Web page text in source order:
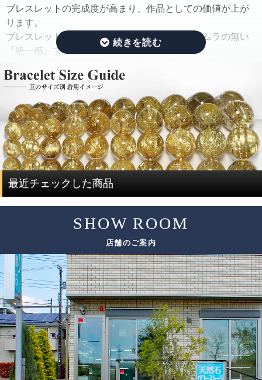
この作業では、ルチルのタイプ(ルチルの入り方、ルチルの
太さ、ルチルの色味、ルチルの内包量)と、水晶の透明度を
できる限り揃えるように努めています。
限り取り除き、ブレスレットを組み直すことで、製品とし
ての品質を大幅に高めています。
通常、この組み替え作業を行うには、同じサイズ、同じ品
質のブレスレットを複数用意する必要があり、費用がかさ
んでしまい容易なことではありません。
ですが、ルチルクォーツに特化した専門店だからこそ、一
サイズ毎に本数も揃うことで、この組み替え作業を可能と
ただし、希少性の高いルチルクォーツは、仕入れのチャン
スも限られてしまうため、替えのビーズをご用意できない
場合がございます。
その場合は、ありのままの美しさをご紹介しております。
ブレスレットの完成度が高まり、作品としての価値が上が
ります。
ブレスレットの完成度を決める基準は、品質にムラの無い
『統一感』です。
その統一感とは何かをご説明したいと思います。
ルチルクォーツは、水晶にルチルが内包されている鉱物で
す。
ルチルクォーツを評価する際には、ルチルと水晶で分けて
評価する必要があります。
ルチルクォーツの評価は、「ルチル」「水晶」の2つの要素
で決まります。
基準となる評価ポイント
ルチル
色味
太さ
輝き方
入り方
水晶
色味
透明度
この他にも細かい評価ポイントはございますが、大きく分
けて6つの評価ポイントを基に、各要素の水準が決まり、そ
最近チェックした商品
SHOW ROOM
店舗のご案内